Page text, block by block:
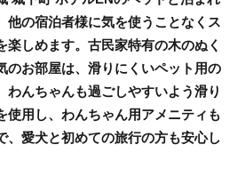
他の宿泊者様に気を使うことなくス
楽しめます。古民家特有の木のぬく
のお部屋は、滑りにくいペット用の
わんちゃんも過ごしやすいよう滑り
使用し、わんちゃん用アメニティも
、愛犬と初めての旅行の方も安心し